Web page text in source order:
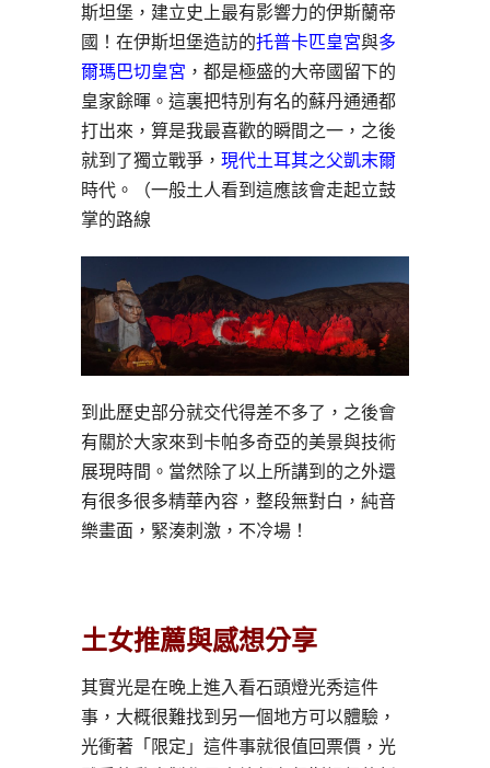
斯坦堡，建立史上最有影響力的伊斯蘭帝
國！在伊斯坦堡造訪的托普卡匹皇宮與多
爾瑪巴切皇宮 ，都是極盛的大帝國留下的
皇家餘暉。這裏把特別有名的蘇丹通通都
打出來，算是我最喜歡的瞬間之一，之後
就到了獨立戰爭， 現代土耳其之父凱末爾
時代。（一般土人看到這應該會走起立鼓
掌的路線
到此歷史部分就交代得差不多了，之後會
有關於大家來到卡帕多奇亞的美景與技術
展現時間。當然除了以上所講到的之外還
有很多很多精華內容，整段無對白，純音
樂畫面，緊湊刺激，不冷場！
土女推薦與感想分享
其實光是在晚上進入看石頭燈光秀這件
事，大概很難找到另一個地方可以體驗，
光衝著「限定」這件事就很值回票價，光